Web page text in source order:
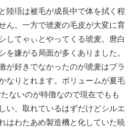
陸珸は被毛が成長中で体を拭く程
ん。一方で琥麦の毛皮が大変に育
してゃぃとやってくる琥麦。麿白
を嫌がる局面が多くありました。
が好きでなかったのが琥麦はブラ
なりとれます。ボリュームが夏毛
ないのが特徴なので現在でもも
い、取れているはずだけどシルエ
はわたあめ製造機と化していた暁